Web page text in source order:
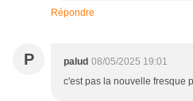
Répondre
P palud 08/05/2025 19:01
c'est pas la nouvelle fresque